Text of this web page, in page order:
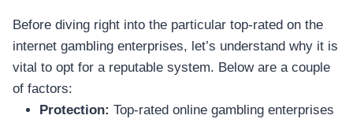
Before diving right into the particular top-rated on the
internet gambling enterprises, let’s understand why it is
vital to opt for a reputable system. Below are a couple
of factors:
Protection: Top-rated online gambling enterprises